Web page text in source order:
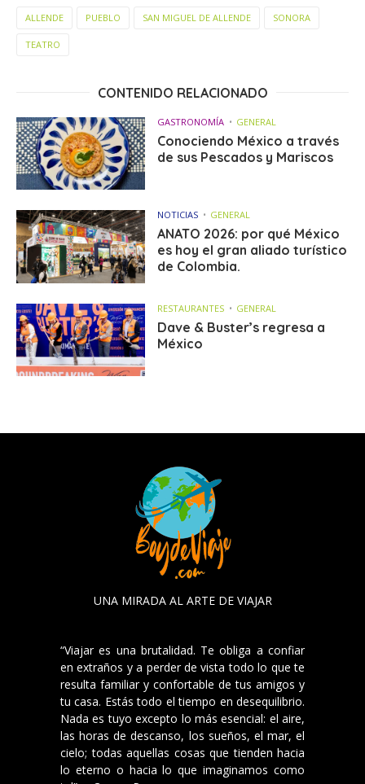
ALLENDE PUEBLO SAN MIGUEL DE ALLENDE SONORA
TEATRO
CONTENIDO RELACIONADO
GASTRONOMÍA GENERAL
Conociendo México a través
de sus Pescados y Mariscos
NOTICIAS GENERAL
ANATO 2026: por qué México
es hoy el gran aliado turístico
de Colombia.
RESTAURANTES GENERAL
Dave & Buster’s regresa a
México
UNA MIRADA AL ARTE DE VIAJAR
“Viajar es una brutalidad. Te obliga a confiar
en extraños y a perder de vista todo lo que te
resulta familiar y confortable de tus amigos y
tu casa. Estás todo el tiempo en desequilibrio.
Nada es tuyo excepto lo más esencial: el aire,
las horas de descanso, los sueños, el mar, el
cielo; todas aquellas cosas que tienden hacia
lo eterno o hacia lo que imaginamos como